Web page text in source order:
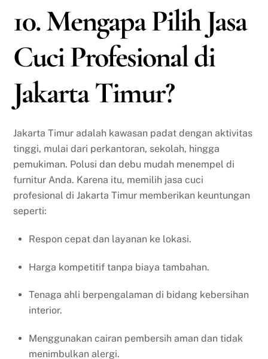
10. Mengapa Pilih Jasa
Cuci Profesional di
Jakarta Timur?
Jakarta Timur adalah kawasan padat dengan aktivitas
tinggi, mulai dari perkantoran, sekolah, hingga
pemukiman. Polusi dan debu mudah menempel di
furnitur Anda. Karena itu, memilih jasa cuci
profesional di Jakarta Timur memberikan keuntungan
seperti:
Respon cepat dan layanan ke lokasi.
Harga kompetitif tanpa biaya tambahan.
Tenaga ahli berpengalaman di bidang kebersihan
interior.
Menggunakan cairan pembersih aman dan tidak
menimbulkan alergi.